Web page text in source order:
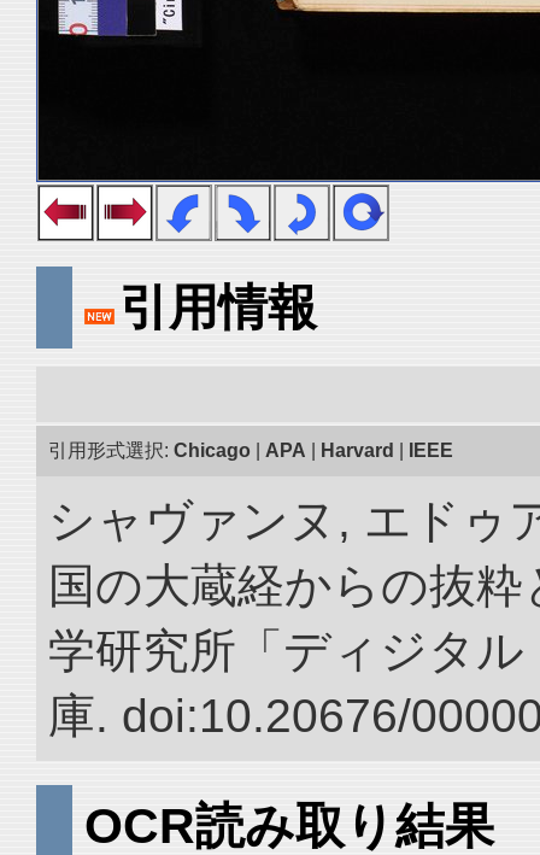
引用情報
引用形式選択: Chicago APA Harvard IEEE
シャヴァンヌ, エドゥ
国の大蔵経からの抜
学研究所「ディジタ
庫. doi:10.20676/
OCR読み取り結果